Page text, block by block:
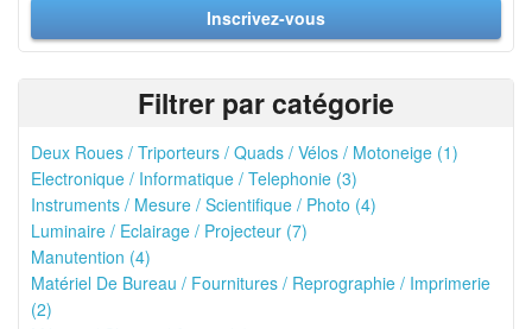
Inscrivez-vous
Filtrer par catégorie
Deux Roues / Triporteurs / Quads / Vélos / Motoneige (1)
Electronique / Informatique / Telephonie (3)
Instruments / Mesure / Scientifique / Photo (4)
Luminaire / Eclairage / Projecteur (7)
Manutention (4)
Matériel De Bureau / Fournitures / Reprographie / Imprimerie
(2)